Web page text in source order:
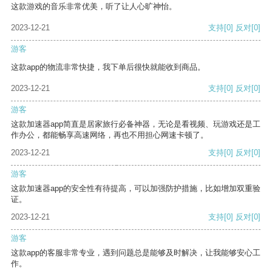
这款游戏的音乐非常优美，听了让人心旷神怡。
2023-12-21 支持[0] 反对[0]
游客
这款app的物流非常快捷，我下单后很快就能收到商品。
2023-12-21 支持[0] 反对[0]
游客
这款加速器app简直是居家旅行必备神器，无论是看视频、玩游戏还是工
作办公，都能畅享高速网络，再也不用担心网速卡顿了。
2023-12-21
支持[0] 反对[0]
游客
这款加速器app的安全性有待提高，可以加强防护措施，比如增加双重验
证。
2023-12-21
支持[0] 反对[0]
游客
这款app的客服非常专业，遇到问题总是能够及时解决，让我能够安心工
作。